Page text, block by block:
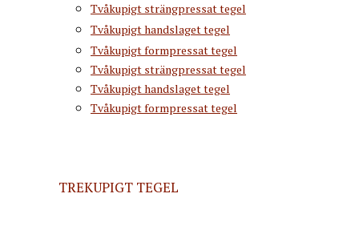
Tvåkupigt strängpressat tegel
Tvåkupigt handslaget tegel
Tvåkupigt formpressat tegel
Tvåkupigt strängpressat tegel
Tvåkupigt handslaget tegel
Tvåkupigt formpressat tegel
TREKUPIGT TEGEL